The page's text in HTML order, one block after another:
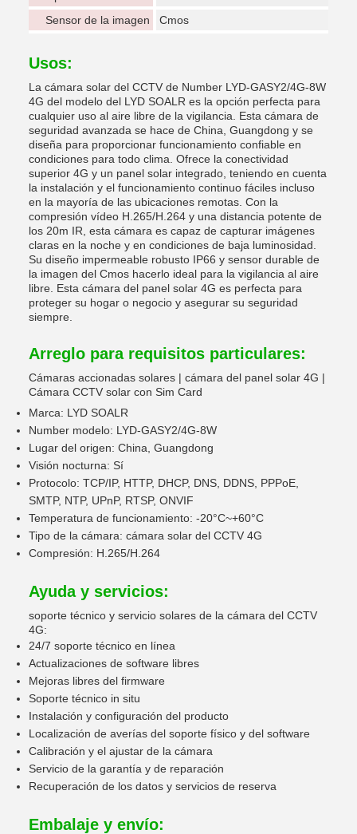
Sensor de la imagen
Cmos
Usos:
La cámara solar del CCTV de Number LYD-GASY2/4G-8W
4G del modelo del LYD SOALR es la opción perfecta para
cualquier uso al aire libre de la vigilancia. Esta cámara de
seguridad avanzada se hace de China, Guangdong y se
diseña para proporcionar funcionamiento confiable en
condiciones para todo clima. Ofrece la conectividad
superior 4G y un panel solar integrado, teniendo en cuenta
la instalación y el funcionamiento continuo fáciles incluso
en la mayoría de las ubicaciones remotas. Con la
compresión vídeo H.265/H.264 y una distancia potente de
los 20m IR, esta cámara es capaz de capturar imágenes
claras en la noche y en condiciones de baja luminosidad.
Su diseño impermeable robusto IP66 y sensor durable de
la imagen del Cmos hacerlo ideal para la vigilancia al aire
libre. Esta cámara del panel solar 4G es perfecta para
proteger su hogar o negocio y asegurar su seguridad
siempre.
Arreglo para requisitos particulares:
Cámaras accionadas solares | cámara del panel solar 4G |
Cámara CCTV solar con Sim Card
Marca: LYD SOALR
Number modelo: LYD-GASY2/4G-8W
Lugar del origen: China, Guangdong
Visión nocturna: Sí
Protocolo: TCP/IP, HTTP, DHCP, DNS, DDNS, PPPoE,
SMTP, NTP, UPnP, RTSP, ONVIF
Temperatura de funcionamiento: -20°C~+60°C
Tipo de la cámara: cámara solar del CCTV 4G
Compresión: H.265/H.264
Ayuda y servicios:
soporte técnico y servicio solares de la cámara del CCTV
4G:
24/7 soporte técnico en línea
Actualizaciones de software libres
Mejoras libres del firmware
Soporte técnico in situ
Instalación y configuración del producto
Localización de averías del soporte físico y del software
Calibración y el ajustar de la cámara
Servicio de la garantía y de reparación
Recuperación de los datos y servicios de reserva
Embalaje y envío: